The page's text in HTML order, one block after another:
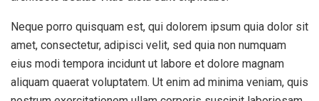
Neque porro quisquam est, qui dolorem ipsum quia dolor sit
amet, consectetur, adipisci velit, sed quia non numquam
eius modi tempora incidunt ut labore et dolore magnam
aliquam quaerat voluptatem. Ut enim ad minima veniam, quis